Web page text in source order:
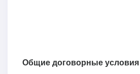
Общие договорные условия